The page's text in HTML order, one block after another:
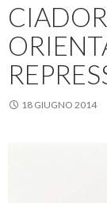
18 GIUGNO 2014